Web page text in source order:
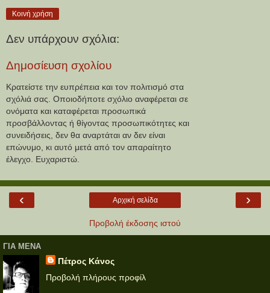
Κοινή χρήση
Δεν υπάρχουν σχόλια:
Δημοσίευση σχολίου
Κρατείστε την ευπρέπεια και τον πολιτισμό στα
σχόλιά σας. Οποιοδήποτε σχόλιο αναφέρεται σε
ονόματα και καταφέρεται προσωπικά
προσβάλλοντας ή θίγοντας προσωπικότητες και
συνειδήσεις, δεν θα αναρτάται αν δεν είναι
επώνυμο, κι αυτό μετά από τον απαραίτητο
έλεγχο. Ευχαριστώ.
‹ ›
Αρχική σελίδα
Προβολή έκδοσης ιστού
ΓΙΑ ΜΕΝΑ
Πέτρος Κάνος
Προβολή πλήρους προφίλ